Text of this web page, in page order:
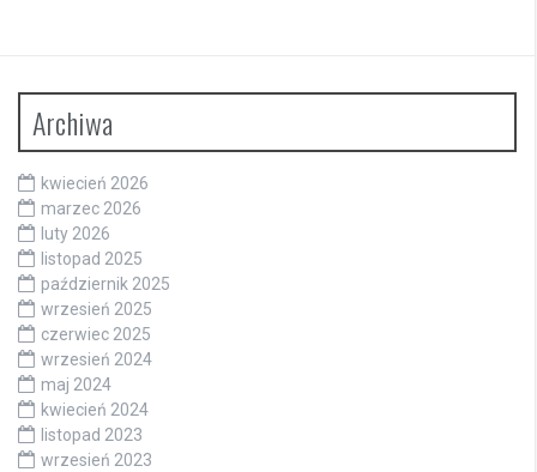
Archiwa
kwiecień 2026
marzec 2026
luty 2026
listopad 2025
październik 2025
wrzesień 2025
czerwiec 2025
wrzesień 2024
maj 2024
kwiecień 2024
listopad 2023
wrzesień 2023